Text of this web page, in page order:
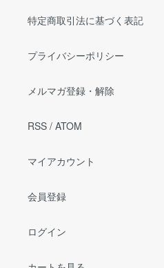
特定商取引法に基づく表記
プライバシーポリシー
メルマガ登録・解除
RSS / ATOM
マイアカウント
会員登録
ログイン